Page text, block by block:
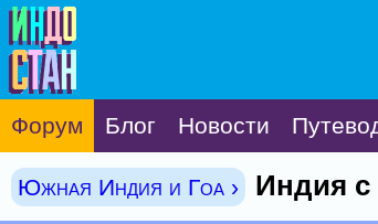
Форум Блог Новости
Южная Индия и Гоа › Индия с